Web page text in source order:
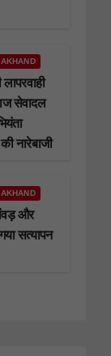
सेवादल
नारेबाजी
और
सत्यापन